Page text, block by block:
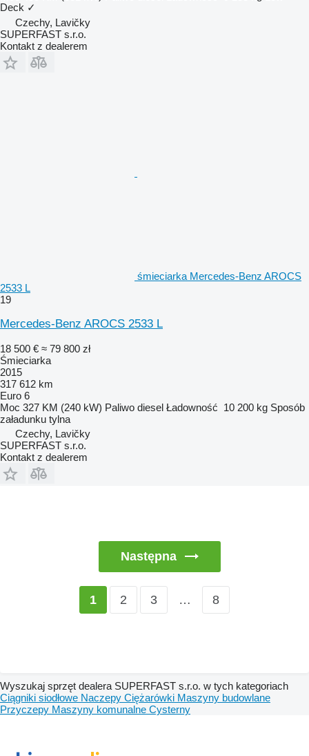
Deck ✓
Czechy, Lavičky
SUPERFAST s.r.o.
Kontakt z dealerem
śmieciarka Mercedes-Benz AROCS
2533 L
19
Mercedes-Benz AROCS 2533 L
18 500 € ≈ 79 800 zł
Śmieciarka
2015
317 612 km
Euro 6
Moc 327 KM (240 kW) Paliwo diesel Ładowność 10 200 kg Sposób
załadunku tylna
Czechy, Lavičky
SUPERFAST s.r.o.
Kontakt z dealerem
Następna
1 2 3 … 8
Wyszukaj sprzęt dealera SUPERFAST s.r.o. w tych kategoriach
Ciągniki siodłowe Naczepy Ciężarówki Maszyny budowlane
Przyczepy Maszyny komunalne Cysterny